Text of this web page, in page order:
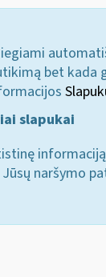
bet
slapukai
naršymo